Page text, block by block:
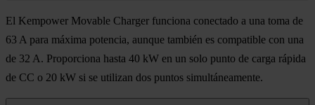
El Kempower Movable Charger funciona conectado a una toma de
63 A para máxima potencia, aunque también es compatible con una
de 32 A. Proporciona hasta 40 kW en un solo punto de carga rápida
de CC o 20 kW si se utilizan dos puntos simultáneamente.